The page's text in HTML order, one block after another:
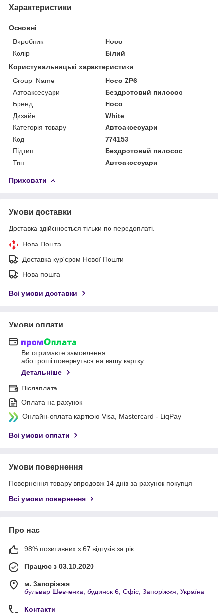
Характеристики
Основні
Виробник
Hoco
Колір
Білий
Користувальницькі характеристики
Group_Name
Hoco ZP6
Автоаксесуари
Бездротовий пилосос
Бренд
Hoco
Дизайн
White
Категорія товару
Автоаксесуари
Код
774153
Підтип
Бездротовий пилосос
Тип
Автоаксесуари
Приховати
Умови доставки
Доставка здійснюється тільки по передоплаті.
Нова Пошта
Доставка кур'єром Нової Пошти
Нова пошта
Всі умови доставки
Умови оплати
Ви отримаєте замовлення
або гроші повернуться на вашу картку
Детальніше
Післяплата
Оплата на рахунок
Онлайн-оплата карткою Visa, Mastercard - LiqPay
Всі умови оплати
Умови повернення
Повернення товару впродовж 14 днів за рахунок покупця
Всі умови повернення
Про нас
98% позитивних з 67 відгуків за рік
Працює з 03.10.2020
м. Запоріжжя
бульвар Шевченка, будинок 6, Офіс, Запоріжжя, Україна
Контакти